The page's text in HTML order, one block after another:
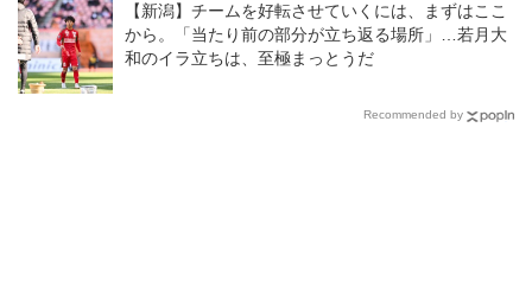
【新潟】チームを好転させていくには、まずはここ
から。「当たり前の部分が立ち返る場所」…若月大
和のイラ立ちは、至極まっとうだ
Recommended by